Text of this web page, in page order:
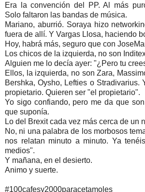
Era la convención del PP. Al más
Solo faltaron las bandas de música.
Mariano, aburrió. Soraya hizo
fuera de allí. Y Vargas Llosa, haciendo
Hoy, habrá más, seguro que con
Los chicos de la izquierda, no son
Alguien me lo decía ayer: "¿Pero tu
Ellos, la izquierda, no son Zara,
Bershka, Oysho, Lefties o Stradivarius.
propietario. Quieren ser "el propietario".
Yo sigo confiando, pero me da que
que suponía.
Lo del Brexit cada vez más cerca de un
No, ni una palabra de los morbosos
nos relatan minuto a minuto. Ya
medios".
Y mañana, en el desierto.
Animo y suerte.
#100cafesy2000paracetamoles